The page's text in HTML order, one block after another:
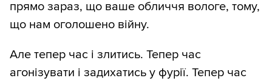
прямо зараз, що ваше обличчя вологе, тому,
що нам оголошено війну.
Але тепер час і злитись. Тепер час
агонізувати і задихатись у фурії. Тепер час